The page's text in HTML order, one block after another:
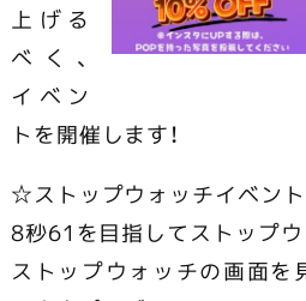
上げる
べく、
イベン
トを開催します！
☆ストップウォッチイベン
8秒61を目指してストップウ
ストップウォッチの画面